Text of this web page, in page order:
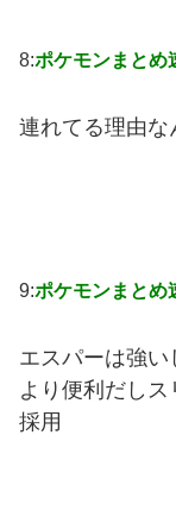
8:ポケモンまとめ
連れてる理由な
9:ポケモンまとめ
エスパーは強い
より便利だし
採用